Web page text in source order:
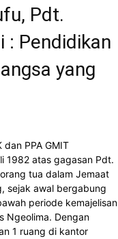
Pdt.
: Pendidikan
yang
dan PPA GMIT
1982 atas gagasan Pdt.
tua dalam Jemaat
sejak awal bergabung
periode kemajelisan
Ngeolima. Dengan
1 ruang di kantor